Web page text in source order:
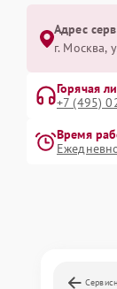
Адрес
г. Москва,
Горячая
+7 (495)
Время